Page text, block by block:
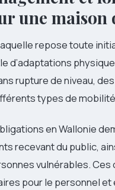
une
repose toute
d’adaptations
rupture de niveau,
types de
en Wallonie
recevant du public,
vulnérables.
pour le personnel et